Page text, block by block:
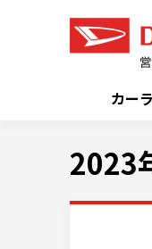
カー
2023